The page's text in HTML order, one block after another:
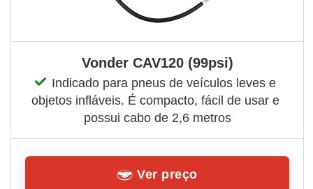
Vonder CAV120 (99psi)
Indicado para pneus de veículos leves e
objetos infláveis. É compacto, fácil de usar e
possui cabo de 2,6 metros
Ver preço